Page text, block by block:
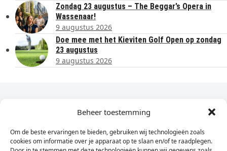
Beheer toestemming
Om de beste ervaringen te bieden, gebruiken wij technologieën zoals
cookies om informatie over je apparaat op te slaan en/of te raadplegen.
Zondag 23 augustus – The Beggar’s Opera in
Wassenaar!
9 augustus 2026
Doe mee met het Kieviten Golf Open op zondag
23 augustus
9 augustus 2026
Dagelijks het laatste nieuws in je e-mail?
Vul
hier